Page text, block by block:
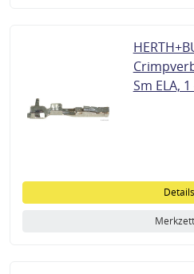
Sm ELA,
Details